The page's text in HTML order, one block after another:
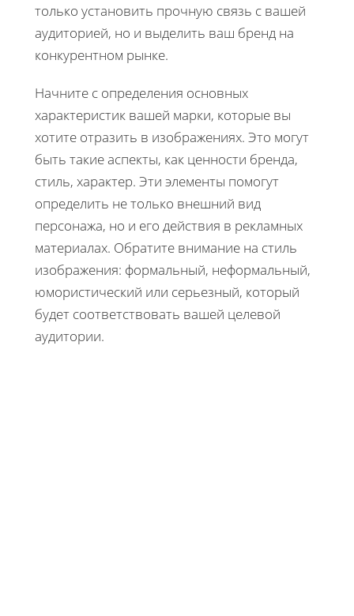
только установить прочную связь с вашей
аудиторией, но и выделить ваш бренд на
конкурентном рынке.
Начните с определения основных
характеристик вашей марки, которые вы
хотите отразить в изображениях. Это могут
быть такие аспекты, как ценности бренда,
стиль, характер. Эти элементы помогут
определить не только внешний вид
персонажа, но и его действия в рекламных
материалах. Обратите внимание на стиль
изображения: формальный, неформальный,
юмористический или серьезный, который
будет соответствовать вашей целевой
аудитории.